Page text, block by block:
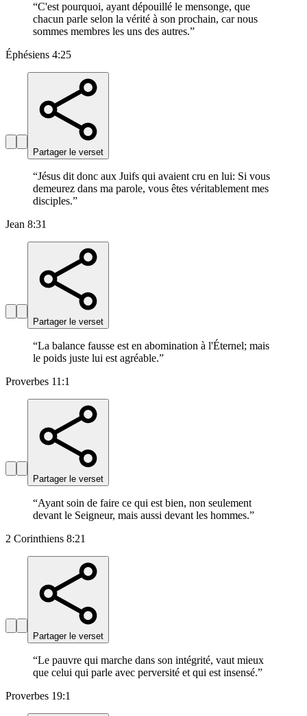
“C'est pourquoi, ayant dépouillé le mensonge, que
chacun parle selon la vérité à son prochain, car nous
sommes membres les uns des autres.”
Éphésiens 4:25
Partager le verset
“Jésus dit donc aux Juifs qui avaient cru en lui: Si vous
demeurez dans ma parole, vous êtes véritablement mes
disciples.”
Jean 8:31
Partager le verset
“La balance fausse est en abomination à l'Éternel; mais
le poids juste lui est agréable.”
Proverbes 11:1
Partager le verset
“Ayant soin de faire ce qui est bien, non seulement
devant le Seigneur, mais aussi devant les hommes.”
2 Corinthiens 8:21
Partager le verset
“Le pauvre qui marche dans son intégrité, vaut mieux
que celui qui parle avec perversité et qui est insensé.”
Proverbes 19:1